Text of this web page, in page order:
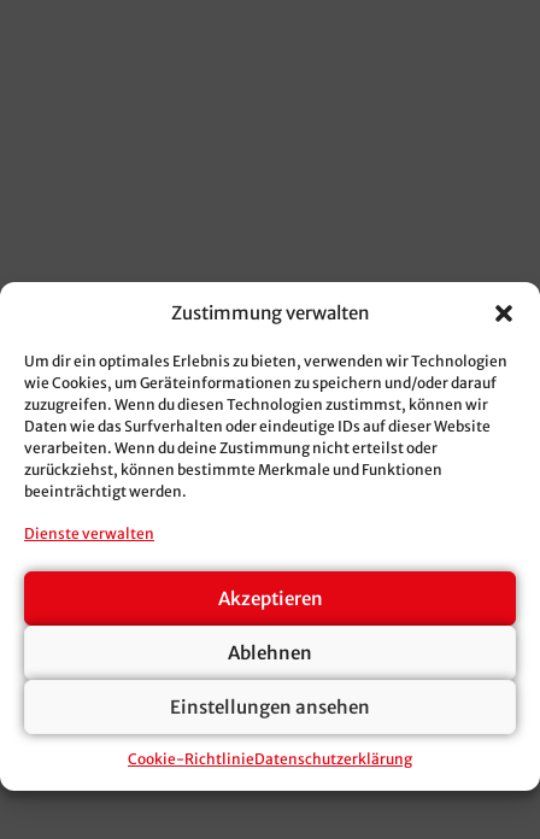
Zustimmung verwalten
Um dir ein optimales Erlebnis zu bieten, verwenden wir Technologien
wie Cookies, um Geräteinformationen zu speichern und/oder darauf
zuzugreifen. Wenn du diesen Technologien zustimmst, können wir
Daten wie das Surfverhalten oder eindeutige IDs auf dieser Website
verarbeiten. Wenn du deine Zustimmung nicht erteilst oder
zurückziehst, können bestimmte Merkmale und Funktionen
beeinträchtigt werden.
Dienste verwalten
Akzeptieren
Ablehnen
Einstellungen ansehen
Cookie-RichtlinieDatenschutzerklärung